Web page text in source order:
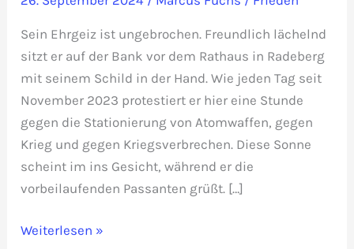
Sein Ehrgeiz ist ungebrochen. Freundlich lächelnd
sitzt er auf der Bank vor dem Rathaus in Radeberg
mit seinem Schild in der Hand. Wie jeden Tag seit
November 2023 protestiert er hier eine Stunde
gegen die Stationierung von Atomwaffen, gegen
Krieg und gegen Kriegsverbrechen. Diese Sonne
scheint im ins Gesicht, während er die
vorbeilaufenden Passanten grüßt. […]
Atomwaffen-
Weiterlesen »